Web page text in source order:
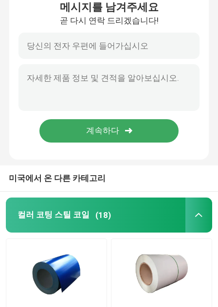
연락주세요
경우
컬러 코팅 스틸 코일
PPGI 강철 코일
메시지를 남겨주세요
곧 다시 연락 드리겠습니다!
미국에서 온 다른 카테고리
컬러 코팅 스틸 코일 (18)